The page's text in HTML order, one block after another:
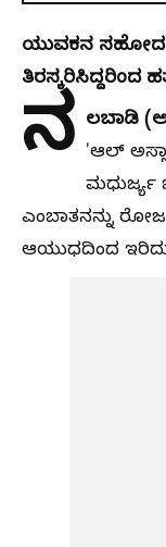
ಯುವಕನ ಸಹೋದರಿ
ತಿರಸ್ಕರಿಸಿದ್ದರಿಂದ
ನ ಲಬಾಡಿ
'ಆಲ್
ಎಂಬಾತನನ್ನು
ಆಯುಧದಿಂದ